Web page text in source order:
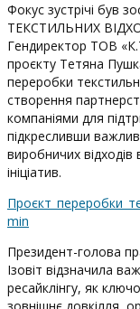
Фокус зустрічі був
ТЕКСТИЛЬНИХ
Гендиректор ТОВ
проєкту Тетяна
переробки
створення
компаніями для
підкресливши
виробничих
ініціатив.
min
Президент-голова
Ізовіт відзначила
ресайклінгу, як